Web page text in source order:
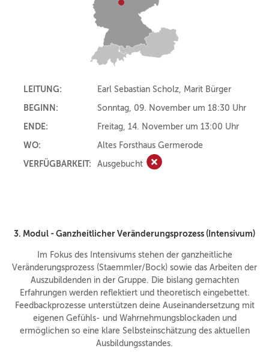
LEITUNG:
Earl Sebastian Scholz, Marit Bürger
BEGINN:
Sonntag, 09. November um 18:30 Uhr
ENDE:
Freitag, 14. November um 13:00 Uhr
WO:
Altes Forsthaus Germerode
VERFÜGBARKEIT:
Ausgebucht Ausgebucht
3. Modul - Ganzheitlicher Veränderungsprozess (Intensivum)
Im Fokus des Intensivums stehen der ganzheitliche
Veränderungsprozess (Staemmler/Bock) sowie das Arbeiten der
Auszubildenden in der Gruppe. Die bislang gemachten
Erfahrungen werden reflektiert und theoretisch eingebettet.
Feedbackprozesse unterstützen deine Auseinandersetzung mit
eigenen Gefühls- und Wahrnehmungsblockaden und
ermöglichen so eine klare Selbsteinschätzung des aktuellen
Ausbildungsstandes.